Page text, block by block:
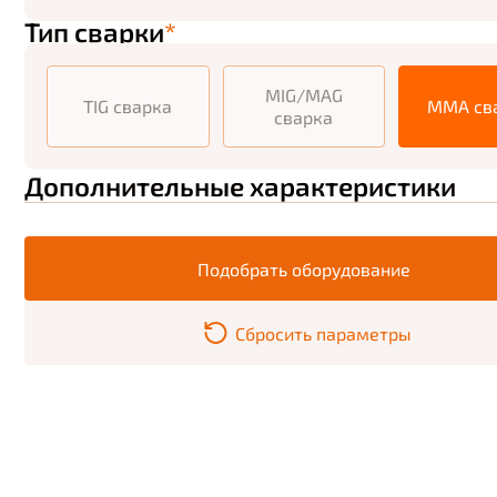
Тип сварки*
TIG сварка
MIG/MAG
сварка
MMA
Дополнительные характеристики
Подобрать оборудование
Сбросить параметры